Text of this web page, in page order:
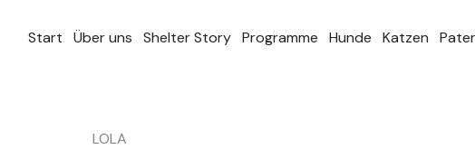
InhaltStart Über uns Shelter Story Programme Hunde Katzen
LOLA